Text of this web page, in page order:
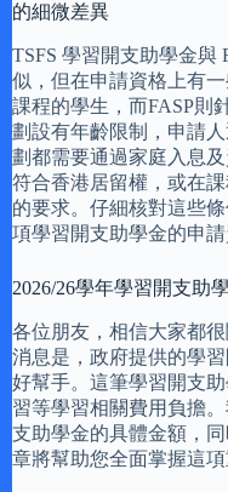
的細微差異
TSFS 學習開支助學金與
似，但在申請資格上有
課程的學生，而FASP則
劃設有年齡限制，申請
劃都需要通過家庭入息
符合香港居留權，或在
的要求。仔細核對這些
項學習開支助學金的申請
2026/26學年學習開支助
各位朋友，相信大家都
消息是，政府提供的學
好幫手。這筆學習開支
習等學習相關費用負擔
支助學金的具體金額，
章將幫助您全面掌握這項